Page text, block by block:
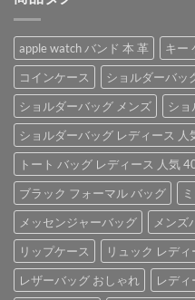
で
し
た。
で
す
apple watch バンド 本 革
キー
コインケース
ショルダーバッ
ショルダーバッグ メンズ
ショ
ショルダーバッグ レディース 人
トート バッグ レディース 人気
ブラック フォーマル バッグ
メッセンジャーバッグ
メンズ
リップケース
リュック レディ
レザーバッグ おしゃれ
レデ